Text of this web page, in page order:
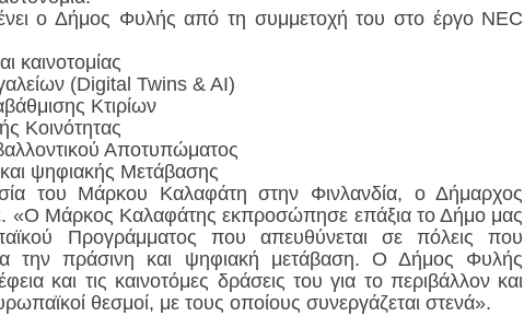
ο Δήμος Φυλής από τη συμμετοχή του στο έργο NEC
καινοτομίας
(Digital Twins & AI)
Κτιρίων
Κοινότητας
Αποτυπώματος
ψηφιακής Μετάβασης
του Μάρκου Καλαφάτη στην Φινλανδία, ο Δήμαρχος
Μάρκος Καλαφάτης εκπροσώπησε επάξια το Δήμο μας
Προγράμματος που απευθύνεται σε πόλεις που
την πράσινη και ψηφιακή μετάβαση. Ο Δήμος Φυλής
και τις καινοτόμες δράσεις του για το περιβάλλον και
θεσμοί, με τους οποίους συνεργάζεται στενά».